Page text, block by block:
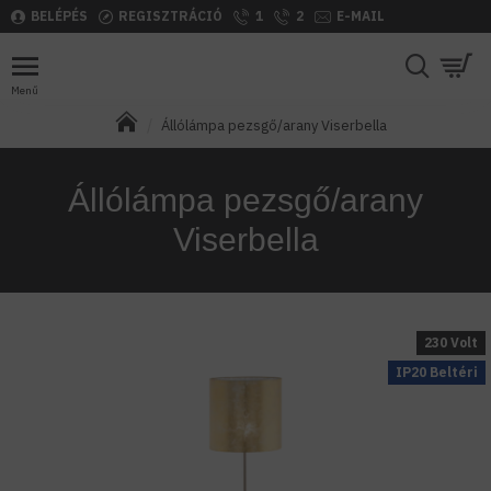
BELÉPÉS REGISZTRÁCIÓ 1 2 E-MAIL
Állólámpa pezsgő/arany Viserbella
Állólámpa pezsgő/arany
Viserbella
IP20 Beltéri
230 Volt